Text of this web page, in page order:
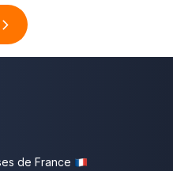
de France